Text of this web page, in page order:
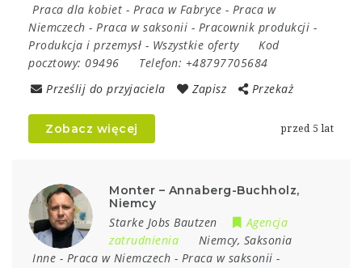
Praca dla kobiet - Praca w Fabryce - Praca w
Niemczech - Praca w saksonii - Pracownik produkcji -
Produkcja i przemysł - Wszystkie oferty
Kod
pocztowy: 09496 Telefon: +48797705684
Prześlij do przyjaciela
Zapisz Przekaż
Zobacz więcej przed 5 lat
Monter – Annaberg-Buchholz,
Niemcy
Starke Jobs Bautzen
Agencja
zatrudnienia
Niemcy, Saksonia
Inne - Praca w Niemczech - Praca w saksonii -